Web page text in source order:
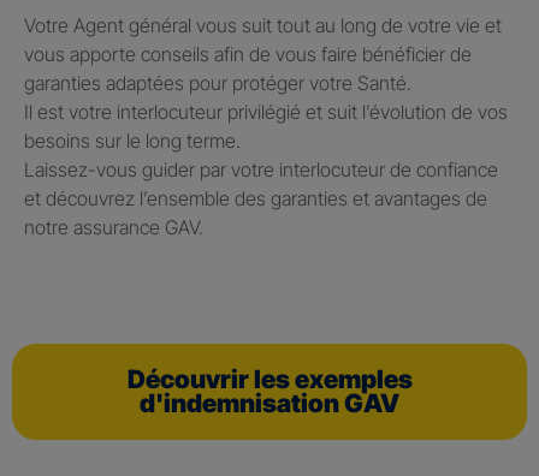
Votre Agent général vous suit tout au long de votre vie et
vous apporte conseils afin de vous faire bénéficier de
garanties adaptées pour protéger votre Santé.
Il est votre interlocuteur privilégié et suit l’évolution de vos
besoins sur le long terme.
Laissez-vous guider par votre interlocuteur de confiance
et découvrez l’ensemble des garanties et avantages de
notre assurance GAV.
Découvrir les exemples
d'indemnisation GAV